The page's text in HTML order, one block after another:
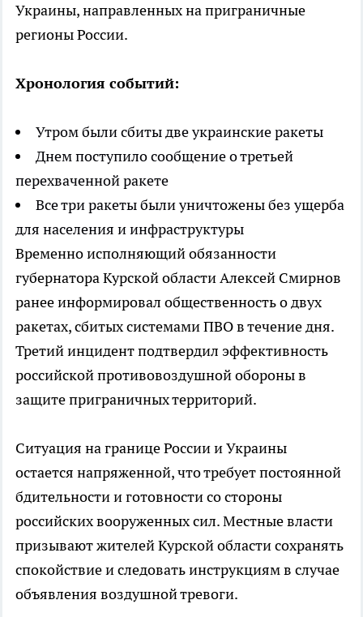
Украины, направленных на приграничные
регионы России.
Хронология событий:
Утром были сбиты две украинские ракеты
Днем поступило сообщение о третьей
перехваченной ракете
Все три ракеты были уничтожены без ущерба
для населения и инфраструктуры
Временно исполняющий обязанности
губернатора Курской области Алексей Смирнов
ранее информировал общественность о двух
ракетах, сбитых системами ПВО в течение дня.
Третий инцидент подтвердил эффективность
российской противовоздушной обороны в
защите приграничных территорий.
Ситуация на границе России и Украины
остается напряженной, что требует постоянной
бдительности и готовности со стороны
российских вооруженных сил. Местные власти
призывают жителей Курской области сохранять
спокойствие и следовать инструкциям в случае
объявления воздушной тревоги.